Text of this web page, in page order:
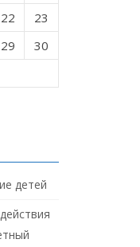
22
23
29
30
детей